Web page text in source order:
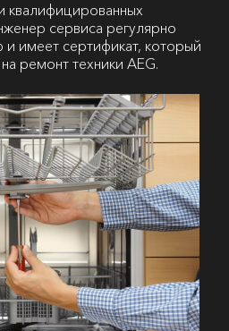
квалифицированных
сервиса регулярно
и имеет сертификат, который
ремонт техники AEG.